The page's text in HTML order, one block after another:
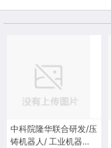
中科院隆华联合研发/压
铸机器人/ 工业机器人/